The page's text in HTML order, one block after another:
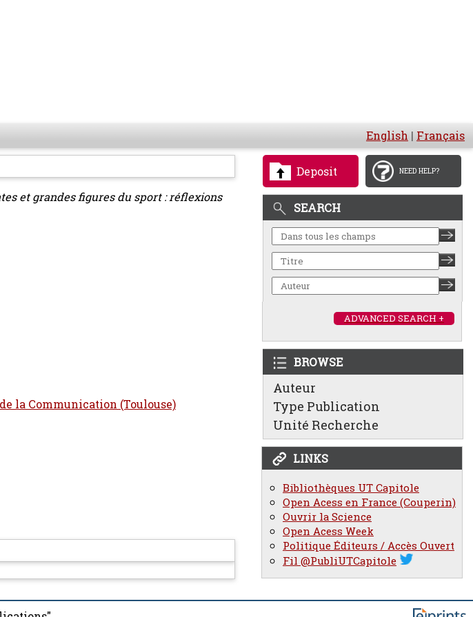
English | Français
Deposit NEED HELP?
SEARCH
ADVANCED SEARCH +
BROWSE
Auteur
Type Publication
Unité Recherche
LINKS
Bibliothèques UT Capitole
Open Acess en France (Couperin)
Ouvrir la Science
Open Acess Week
Politique Éditeurs / Accès Ouvert
Fil @PubliUTCapitole
et grandes figures du sport : réflexions
la Communication (Toulouse)